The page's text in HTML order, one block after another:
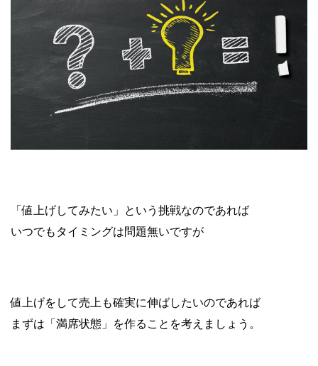
「値上げしてみたい」という挑戦なのであれば
いつでもタイミングは問題無いですが
値上げをして売上も確実に伸ばしたいのであれば
まずは「満席状態」を作ることを考えましょう。